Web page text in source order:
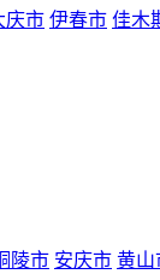
庆市 伊春市 佳木
陵市 安庆市 黄山